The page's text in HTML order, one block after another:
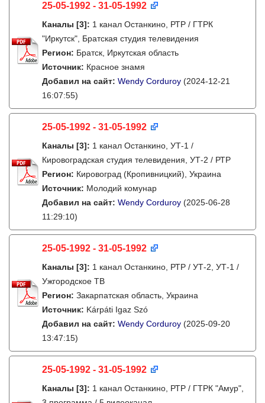
25-05-1992 - 31-05-1992
Каналы [3]: 1 канал Останкино, РТР / ГТРК
"Иркутск", Братская студия телевидения
Регион: Братск, Иркутская область
Источник: Красное знамя
Добавил на сайт: Wendy Corduroy (2024-12-21
16:07:55)
25-05-1992 - 31-05-1992
Каналы [3]: 1 канал Останкино, УТ-1 /
Кировоградская студия телевидения, УТ-2 / РТР
Регион: Кировоград (Кропивницкий), Украина
Источник: Молодий комунар
Добавил на сайт: Wendy Corduroy (2025-06-28
11:29:10)
25-05-1992 - 31-05-1992
Каналы [3]: 1 канал Останкино, РТР / УТ-2, УТ-1 /
Ужгородское ТВ
Регион: Закарпатская область, Украина
Источник: Kárpáti Igaz Szó
Добавил на сайт: Wendy Corduroy (2025-09-20
13:47:15)
25-05-1992 - 31-05-1992
Каналы [3]: 1 канал Останкино, РТР / ГТРК "Амур",